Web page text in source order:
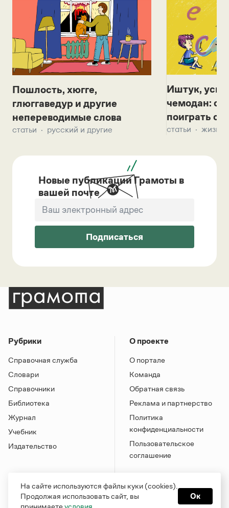
Пошлость, хюгге,
глюггаведур и другие
непереводимые слова
статьи русский и другие
Иштук,
чемодан:
поиграть с
статьи жизнь
Новые публикации Грамоты в
вашей почте
Подписаться
Рубрики
Справочная служба
Словари
Справочники
Библиотека
Журнал
Учебник
Издательство
О проекте
О портале
Команда
Обратная связь
Реклама и партнерство
Политика
конфиденциальности
Пользовательское
соглашение
На сайте используются файлы куки (cookies).
Продолжая использовать сайт, вы
принимаетеусловия
Ок